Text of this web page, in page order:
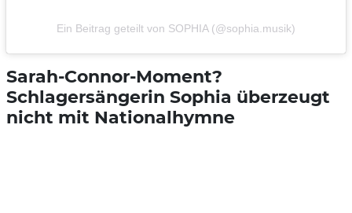
Ein Beitrag geteilt von SOPHIA (@sophia.musik)
Sarah-Connor-Moment?
Schlagersängerin Sophia überzeugt
nicht mit Nationalhymne